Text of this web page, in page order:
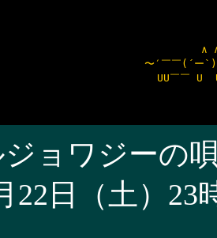
〜′￣￣(´ー
UU￣￣
ジョワジー
22日（土）23